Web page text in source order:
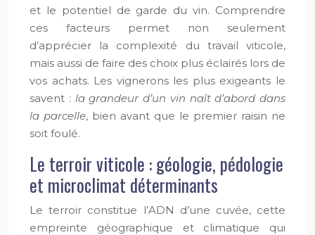
et le potentiel de garde du vin. Comprendre
ces facteurs permet non seulement
d’apprécier la complexité du travail viticole,
mais aussi de faire des choix plus éclairés lors de
vos achats. Les vignerons les plus exigeants le
savent : la grandeur d’un vin naît d’abord dans
la parcelle, bien avant que le premier raisin ne
soit foulé.
Le terroir viticole : géologie, pédologie
et microclimat déterminants
Le terroir constitue l’ADN d’une cuvée, cette
empreinte géographique et climatique qui